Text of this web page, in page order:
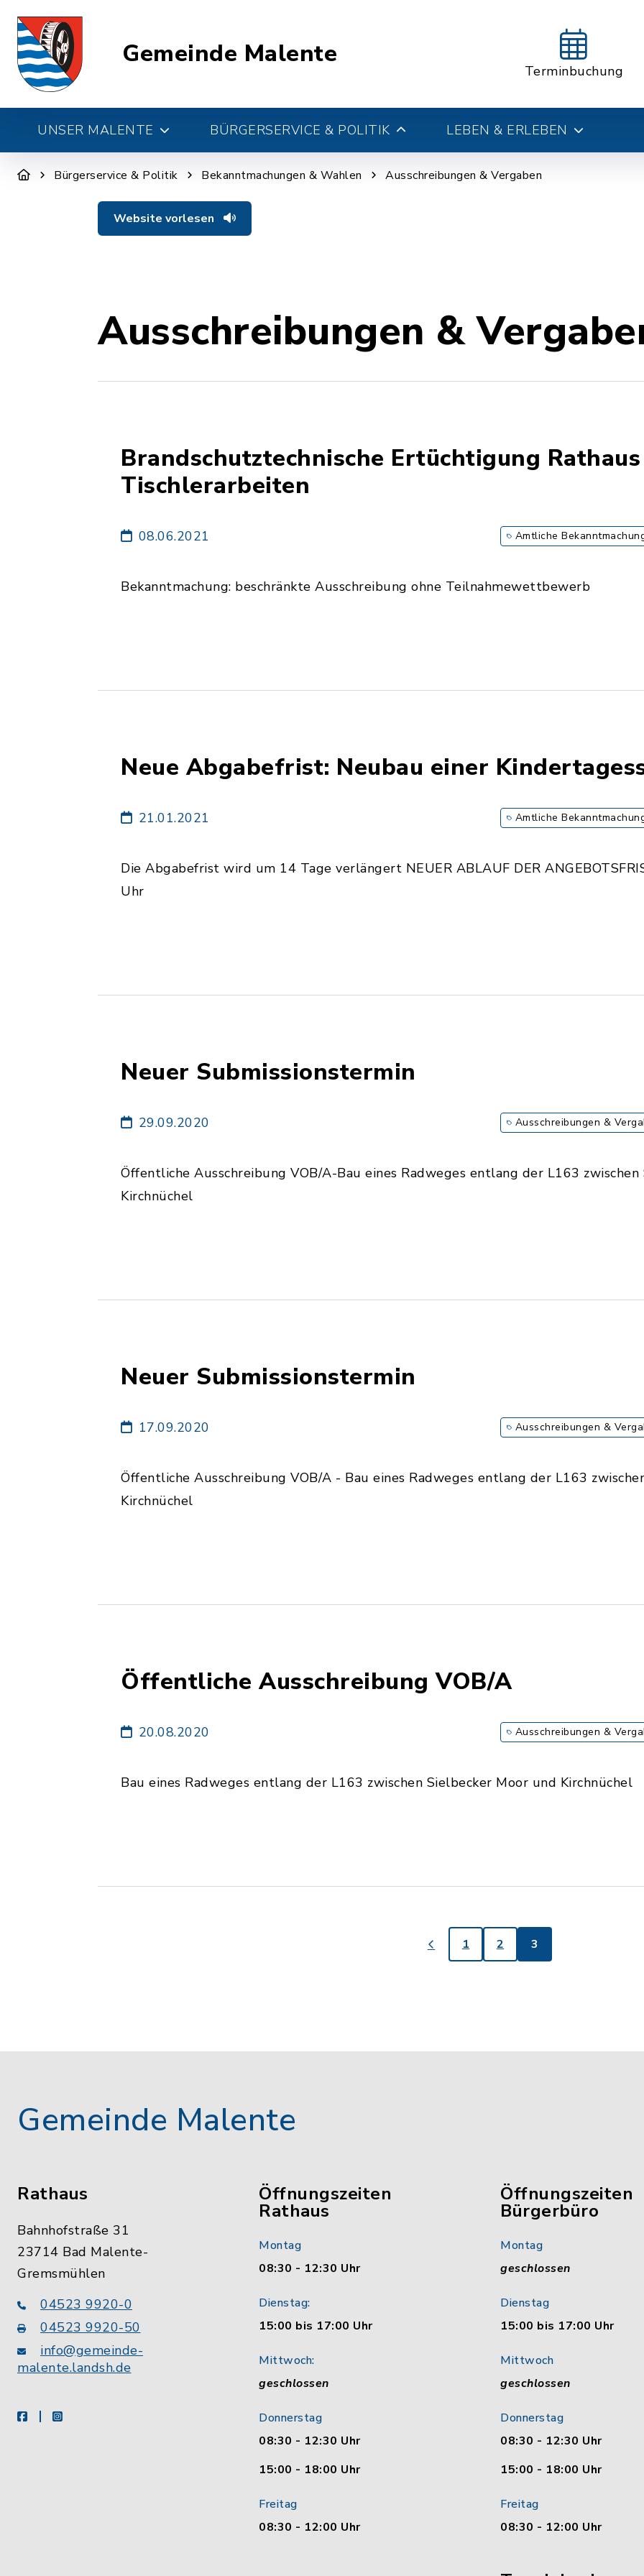
Gemeinde Malente
Terminbuchung
UNSER MALENTE BÜRGERSERVICE & POLITIK LEBEN & ERLEBEN
Bürgerservice & Politik Bekanntmachungen & Wahlen Ausschreibungen & Vergaben
Website vorlesen
Ausschreibungen &
Brandschutztechnische Ertüchtigung
Tischlerarbeiten
08.06.2021 Amtliche
Bekanntmachung: beschränkte Ausschreibung ohne Teilnahmewettbewerb
Neue Abgabefrist: Neubau einer
21.01.2021 Amtliche
Die Abgabefrist wird um 14 Tage verlängert NEUER ABLAUF DER
Uhr
Neuer Submissionstermin
29.09.2020 Ausschreibungen &
Öffentliche Ausschreibung VOB/A-Bau eines Radweges entlang der L163
Kirchnüchel
Neuer Submissionstermin
17.09.2020 Ausschreibungen &
Öffentliche Ausschreibung VOB/A - Bau eines Radweges entlang der L163
Kirchnüchel
Öffentliche Ausschreibung VOB/A
20.08.2020 Ausschreibungen &
Bau eines Radweges entlang der L163 zwischen Sielbecker Moor und Kirchnüchel
1 2 3
Gemeinde Malente
Rathaus
Bahnhofstraße 31
23714 Bad Malente-
Gremsmühlen
04523 9920-0
04523 9920-50
info@gemeinde-
malente.landsh.de
facebookinstagram
Öffnungszeiten
Rathaus
Montag
08:30 - 12:30 Uhr
Dienstag:
15:00 bis 17:00 Uhr
Mittwoch:
geschlossen
Donnerstag
08:30 - 12:30 Uhr
15:00 - 18:00 Uhr
Freitag
08:30 - 12:00 Uhr
Öffnungszeiten
Bürgerbüro
Montag
geschlossen
Dienstag
15:00 bis 17:00 Uhr
Mittwoch
geschlossen
Donnerstag
08:30 - 12:30 Uhr
15:00 - 18:00 Uhr
Freitag
08:30 - 12:00 Uhr